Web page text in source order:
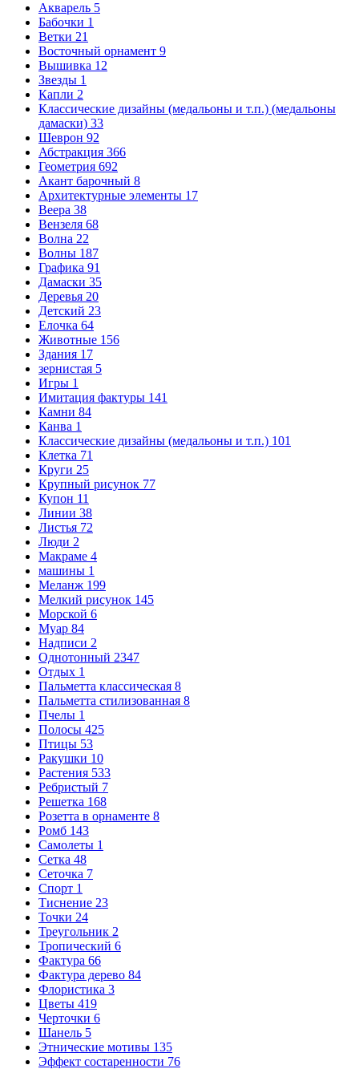
Акварель 5
Бабочки 1
Ветки 21
Восточный орнамент 9
Вышивка 12
Звезды 1
Капли 2
Классические дизайны (медальоны и т.п.) (медальоны
дамаски) 33
Шеврон 92
Абстракция 366
Геометрия 692
Акант барочный 8
Архитектурные элементы 17
Веера 38
Вензеля 68
Волна 22
Волны 187
Графика 91
Дамаски 35
Деревья 20
Детский 23
Елочка 64
Животные 156
Здания 17
зернистая 5
Игры 1
Имитация фактуры 141
Камни 84
Канва 1
Классические дизайны (медальоны и т.п.) 101
Клетка 71
Круги 25
Крупный рисунок 77
Купон 11
Линии 38
Листья 72
Люди 2
Макраме 4
машины 1
Меланж 199
Мелкий рисунок 145
Морской 6
Муар 84
Надписи 2
Однотонный 2347
Отдых 1
Пальметта классическая 8
Пальметта стилизованная 8
Пчелы 1
Полосы 425
Птицы 53
Ракушки 10
Растения 533
Ребристый 7
Решетка 168
Розетта в орнаменте 8
Ромб 143
Самолеты 1
Сетка 48
Сеточка 7
Спорт 1
Тиснение 23
Точки 24
Треугольник 2
Тропический 6
Фактура 66
Фактура дерево 84
Флористика 3
Цветы 419
Черточки 6
Шанель 5
Этнические мотивы 135
Эффект состаренности 76